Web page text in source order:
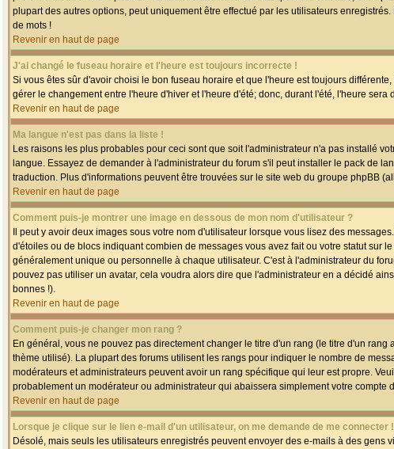
plupart des autres options, peut uniquement être effectué par les utilisateurs
de mots !
Revenir en haut de page
J'ai changé le fuseau horaire et l'heure est toujours incorrecte !
Si vous êtes sûr d'avoir choisi le bon fuseau horaire et que l'heure est toujours
gérer le changement entre l'heure d'hiver et l'heure d'été; donc, durant l'été, l'heure
Revenir en haut de page
Ma langue n'est pas dans la liste !
Les raisons les plus probables pour ceci sont que soit l'administrateur n'a pas installé
langue. Essayez de demander à l'administrateur du forum s'il peut installer le pack de
traduction. Plus d'informations peuvent être trouvées sur le site web du groupe phpBB
Revenir en haut de page
Comment puis-je montrer une image en dessous de mon nom d'utilisateur ?
Il peut y avoir deux images sous votre nom d'utilisateur lorsque vous lisez des
d'étoiles ou de blocs indiquant combien de messages vous avez fait ou votre statut sur
généralement unique ou personnelle à chaque utilisateur. C'est à l'administrateur du
pouvez pas utiliser un avatar, cela voudra alors dire que l'administrateur en a décidé
bonnes !).
Revenir en haut de page
Comment puis-je changer mon rang ?
En général, vous ne pouvez pas directement changer le titre d'un rang (le titre d'un
thème utilisé). La plupart des forums utilisent les rangs pour indiquer le nombre de
modérateurs et administrateurs peuvent avoir un rang spécifique qui leur est propre.
probablement un modérateur ou administrateur qui abaissera simplement votre compte
Revenir en haut de page
Lorsque je clique sur le lien e-mail d'un utilisateur, on me demande de me connecter !
Désolé, mais seuls les utilisateurs enregistrés peuvent envoyer des e-mails à des